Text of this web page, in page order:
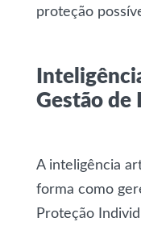
proteção
Gestão de
A inteligência
forma como
Proteção